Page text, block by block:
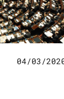
04/03/